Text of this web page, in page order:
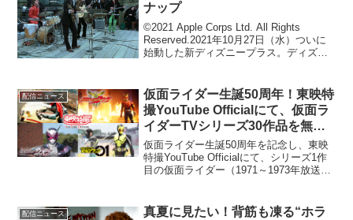
ナップ
©2021 Apple Corps Ltd. All Rights
Reserved.2021年10月27日（水）ついに
始動した新ディズニープラス。ディズニ
う豪華ライン...
配信ニュース
仮面ライダー生誕50周年！東映特
撮YouTube Officialにて、仮面ラ
イダーTVシリーズ30作品を無料
配信
仮面ライダー生誕50周年を記念し、東映
特撮YouTube Officialにて、シリーズ1作
目の仮面ライダー（1971～1973年放送）
第1～2話無料配信が決...
配信ニュース
真夏に見たい！背筋も凍る“ホラ